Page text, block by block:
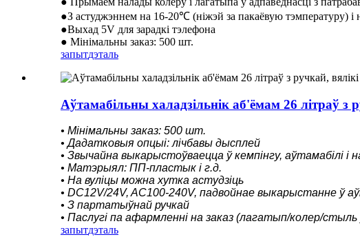
●З астуджэннем на 16-20℃ (ніжэй за пакаёвую тэмпературу)
●Выхад 5V для зарадкі тэлефона
● Мінімальны заказ: 500 шт.
запытдэталь
Аўтамабільны халадзільнік аб'ёмам 26 літраў з
• Мінімальны заказ: 500 шт.
• Дадатковыя опцыі: лічбавы дысплей
• Звычайна выкарыстоўваецца ў кемпінгу, аўтамабілі і
• Матэрыял: ПП-пластык і г.д.
• На вуліцы можна хутка астудзіць
• DC12V/24V, AC100-240V, падвойнае выкарыстанне ў
• З партатыўнай ручкай
• Паслугі па афармленні на заказ (лагатып/колер/стыль
запытдэталь